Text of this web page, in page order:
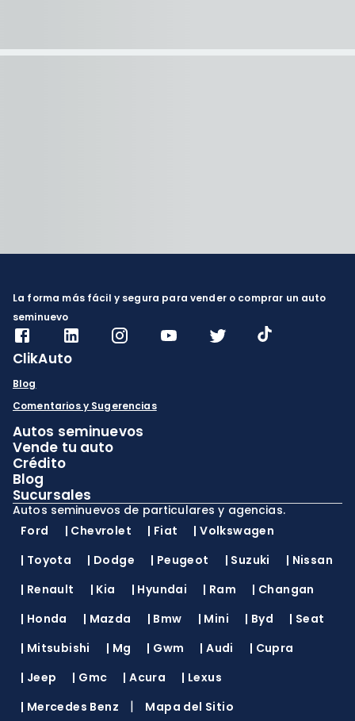
La forma más fácil y segura para vender o comprar un auto
seminuevo
ClikAuto
Blog
Comentarios y Sugerencias
Autos seminuevos
Vende tu auto
Crédito
Blog
Sucursales
Autos seminuevos de particulares y agencias.
Ford
| Chevrolet | Fiat |Volkswagen
| Toyota | Dodge | Peugeot | Suzuki | Nissan
| Renault | Kia | Hyundai | Ram | Changan
| Honda | Mazda | Bmw | Mini | Byd | Seat
| Mitsubishi | Mg | Gwm |Audi | Cupra
| Jeep | Gmc |Acura | Lexus
| Mercedes Benz | Mapa del Sitio